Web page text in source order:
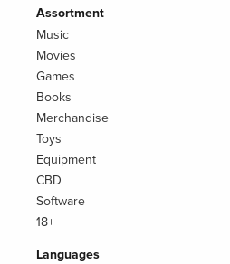
Assortment
Music
Movies
Games
Books
Merchandise
Toys
Equipment
CBD
Software
18+
Languages